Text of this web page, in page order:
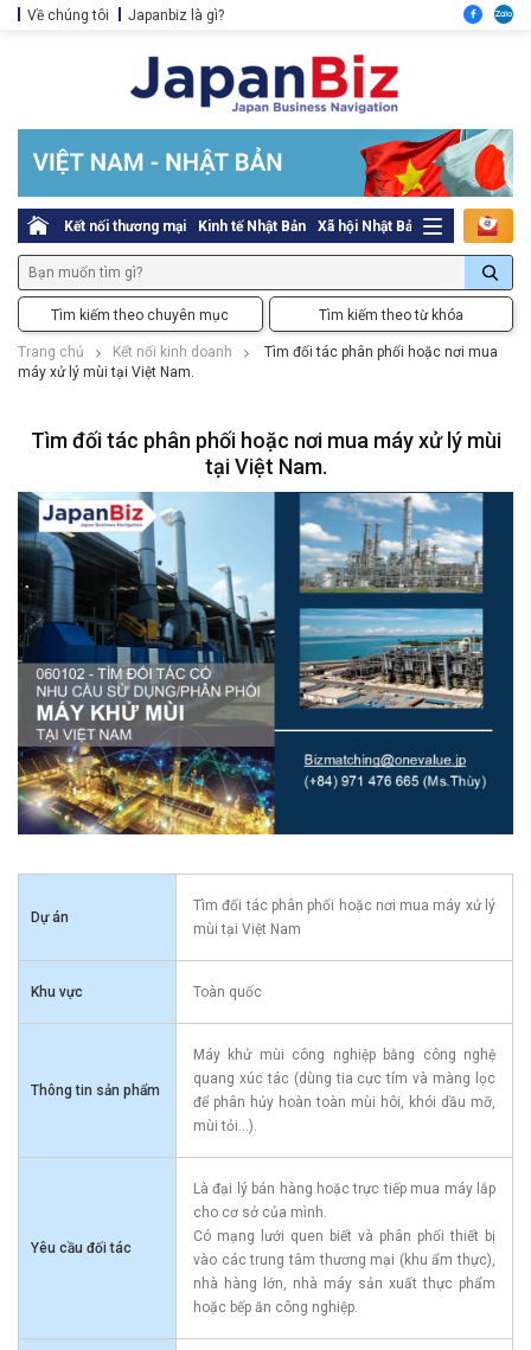
Về chúng tôi Japanbiz là gì?
Kết nối thương mại Kinh tế Nhật Bản Xã hội Nhật Bản Thủ tục pháp
Tìm kiếm theo chuyên mục Tìm kiếm theo từ khóa
Trang chủ Kết nối kinh doanh
Tìm đối tác phân phối hoặc nơi mua
máy xử lý mùi tại Việt Nam.
Tìm đối tác phân phối hoặc nơi mua máy xử lý mùi
tại Việt Nam.
Dự án
Tìm đối tác phân phối hoặc nơi mua máy xử lý
mùi tại Việt Nam
Khu vực Toàn quốc
Thông tin sản phẩm
Máy khử mùi công nghiệp bằng công nghệ
quang xúc tác (dùng tia cực tím và màng lọc
để phân hủy hoàn toàn mùi hôi, khói dầu mỡ,
mùi tỏi...).
Yêu cầu đối tác
Là đại lý bán hàng hoặc trực tiếp mua máy lắp
cho cơ sở của mình.
Có mạng lưới quen biết và phân phối thiết bị
vào các trung tâm thương mại (khu ẩm thực),
nhà hàng lớn, nhà máy sản xuất thực phẩm
hoặc bếp ăn công nghiệp.